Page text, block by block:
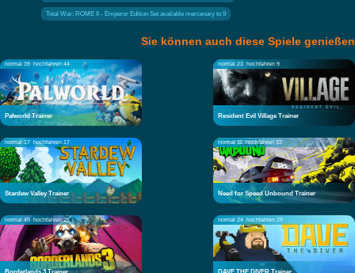
Total War: ROME II - Emperor Edition Set available mercenary to 9
Sie können auch diese Spiele genießen
normal 39 hochfahren 44
Palworld Trainer
normal 23 hochfahren 9
Resident Evil Village Trainer
normal 17 hochfahren 17
Stardew Valley Trainer
normal 11 hochfahren 32
Need for Speed Unbound Trainer
normal 49 hochfahren 25
Borderlands 3 Trainer
normal 24 hochfahren 29
DAVE THE DIVER Trainer